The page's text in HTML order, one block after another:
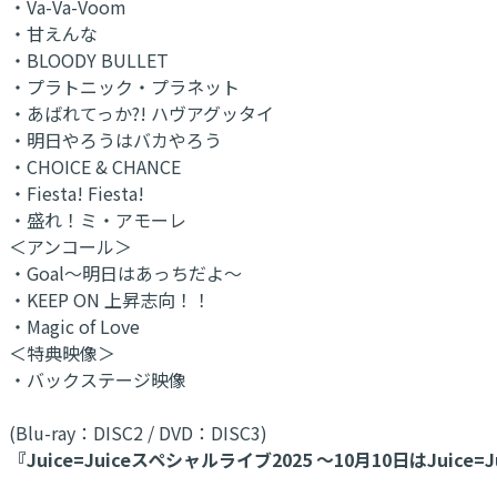
・Va-Va-Voom
・甘えんな
・BLOODY BULLET
・プラトニック・プラネット
・あばれてっか?! ハヴアグッタイ
・明日やろうはバカやろう
・CHOICE & CHANCE
・Fiesta! Fiesta!
・盛れ！ミ・アモーレ
＜アンコール＞
・Goal～明日はあっちだよ～
・KEEP ON 上昇志向！！
・Magic of Love
＜特典映像＞
・バックステージ映像
(Blu-ray：DISC2 / DVD：DISC3)
『Juice=Juiceスペシャルライブ2025 ～10月10日は